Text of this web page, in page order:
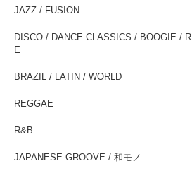
JAZZ / FUSION
DISCO / DANCE CLASSICS / BOOGIE /
E
BRAZIL / LATIN / WORLD
REGGAE
R&B
JAPANESE GROOVE / 和モノ